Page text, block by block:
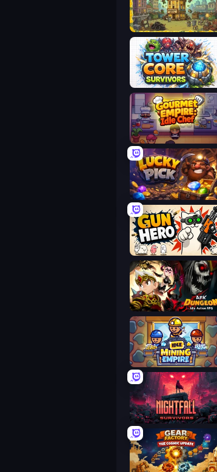
The Garbaggio Hotel
Tower Core Survivors
Lucky Pick
Gun Hero: Cat Survival
AFK Dungeon: Idle Action RPG
Idle Mining Empire
Nightfall Survivors